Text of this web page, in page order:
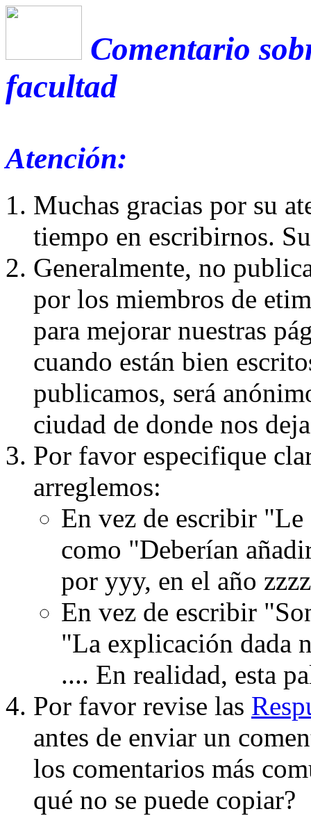
Comentario
facultad
Atención:
Muchas gracias por su
tiempo en escribirnos.
Generalmente, no
por los miembros de
para mejorar nuestras
cuando están bien
publicamos, será
ciudad de donde nos
Por favor especifique
arreglemos:
En vez de escribir
como "Deberían
por yyy, en el año
En vez de escribir
"La explicación dada
.... En realidad, esta
Por favor revise las
antes de enviar un
los comentarios más
qué no se puede copiar?